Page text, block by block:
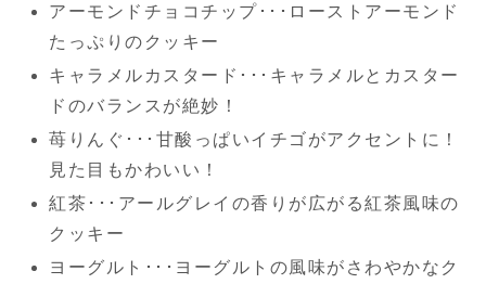
アーモンドチョコチップ･･･ローストアーモンド
たっぷりのクッキー
キャラメルカスタード･･･キャラメルとカスター
ドのバランスが絶妙！
苺りんぐ･･･甘酸っぱいイチゴがアクセントに！
見た目もかわいい！
紅茶･･･アールグレイの香りが広がる紅茶風味の
クッキー
ヨーグルト･･･ヨーグルトの風味がさわやかなク